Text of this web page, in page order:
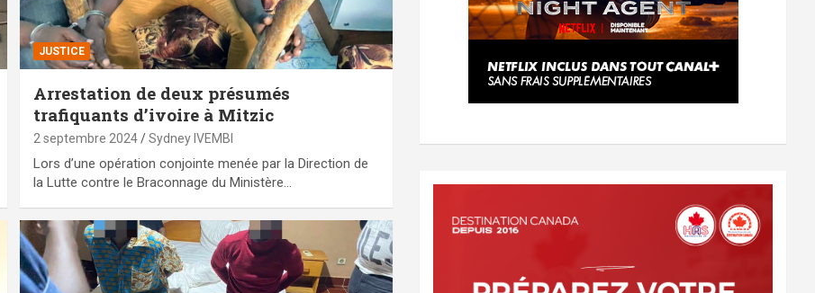
JUSTICE
Arrestation de deux présumés
trafiquants d’ivoire à Mitzic
2 septembre 2024 Sydney IVEMBI
Lors d’une opération conjointe menée par la Direction de
la Lutte contre le Braconnage du Ministère…